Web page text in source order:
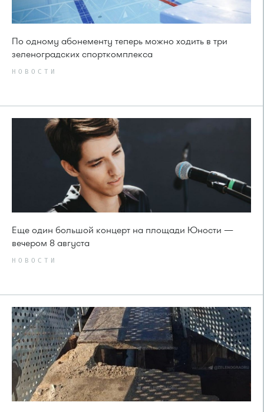
По одному абонементу теперь можно ходить в три
зеленоградских спорткомплекса
НОВОСТИ
Еще один большой концерт на площади Юности —
вечером 8 августа
НОВОСТИ